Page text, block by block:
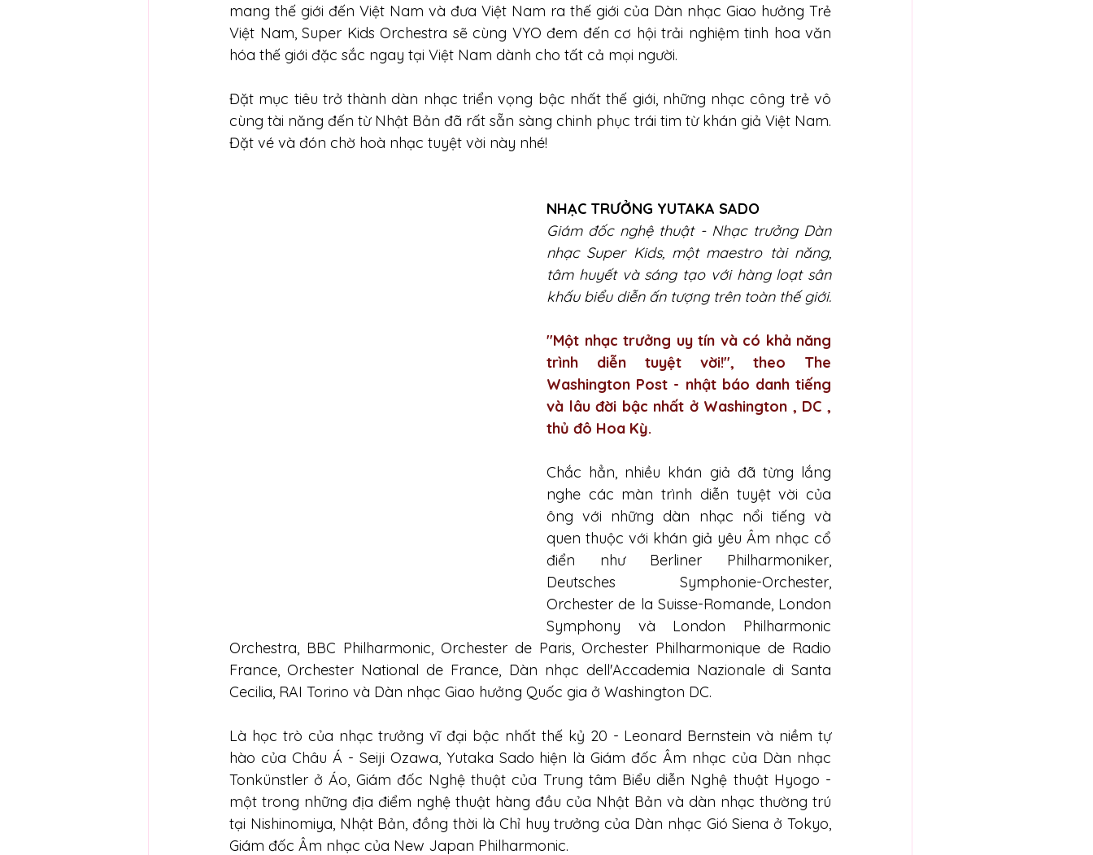
mang thế giới đến Việt Nam và đưa Việt Nam ra thế giới của Dàn nhạc Giao hưởng Trẻ
Việt Nam, Super Kids Orchestra sẽ cùng VYO đem đến cơ hội trải nghiệm tinh hoa văn
hóa thế giới đặc sắc ngay tại Việt Nam dành cho tất cả mọi người.
Đặt mục tiêu trở thành dàn nhạc triển vọng bậc nhất thế giới, những nhạc công trẻ vô
cùng tài năng đến từ Nhật Bản đã rất sẵn sàng chinh phục trái tim từ khán giả Việt Nam.
Đặt vé và đón chờ hoà nhạc tuyệt vời này nhé!
NHẠC TRƯỞNG YUTAKA SADO
Giám đốc nghệ thuật - Nhạc trưởng Dàn
nhạc Super Kids, một maestro tài năng,
tâm huyết và sáng tạo với hàng loạt sân
khấu biểu diễn ấn tượng trên toàn thế giới.
"Một nhạc trưởng uy tín và có khả năng
trình diễn tuyệt vời!", theo The
Washington Post - nhật báo danh tiếng
và lâu đời bậc nhất ở Washington , DC ,
thủ đô Hoa Kỳ.
Chắc hẳn, nhiều khán giả đã từng lắng
nghe các màn trình diễn tuyệt vời của
ông với những dàn nhạc nổi tiếng và
quen thuộc với khán giả yêu Âm nhạc cổ
điển như Berliner Philharmoniker,
Deutsches Symphonie-Orchester,
Orchester de la Suisse-Romande, London
Symphony và London Philharmonic
Orchestra, BBC Philharmonic, Orchester de Paris, Orchester Philharmonique de Radio
France, Orchester National de France, Dàn nhạc dell'Accademia Nazionale di Santa
Cecilia, RAI Torino và Dàn nhạc Giao hưởng Quốc gia ở Washington DC.
Là học trò của nhạc trưởng vĩ đại bậc nhất thế kỷ 20 - Leonard Bernstein và niềm tự
hào của Châu Á - Seiji Ozawa, Yutaka Sado hiện là Giám đốc Âm nhạc của Dàn nhạc
Tonkünstler ở Áo, Giám đốc Nghệ thuật của Trung tâm Biểu diễn Nghệ thuật Hyogo -
một trong những địa điểm nghệ thuật hàng đầu của Nhật Bản và dàn nhạc thường trú
tại Nishinomiya, Nhật Bản, đồng thời là Chỉ huy trưởng của Dàn nhạc Gió Siena ở Tokyo,
Giám đốc Âm nhạc của New Japan Philharmonic.